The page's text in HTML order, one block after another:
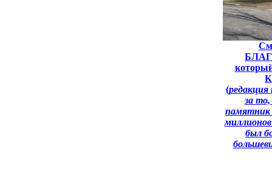
(редакция
за
памятник
был